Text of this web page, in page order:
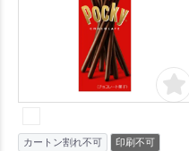
カートン割れ不可 印刷不可